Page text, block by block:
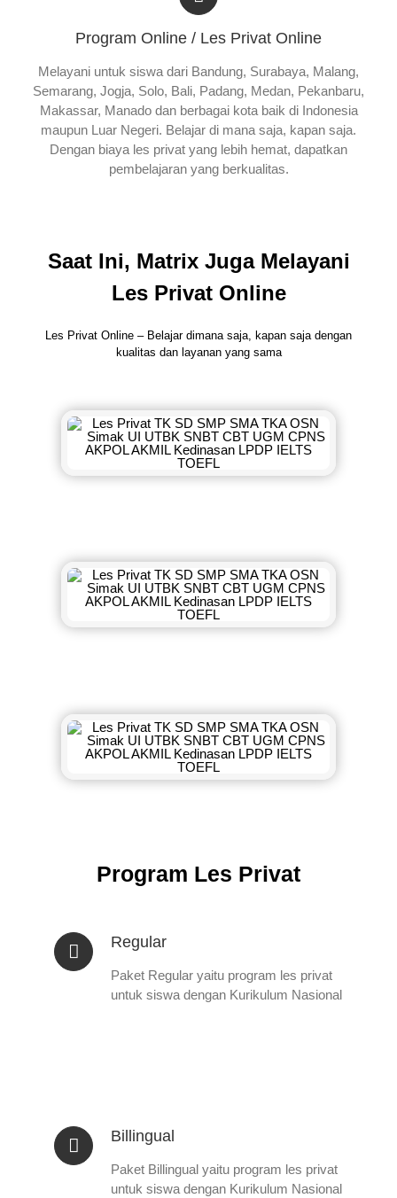
Program Online / Les Privat Online
Melayani untuk siswa dari Bandung, Surabaya, Malang,
Semarang, Jogja, Solo, Bali, Padang, Medan, Pekanbaru,
Makassar, Manado dan berbagai kota baik di Indonesia
maupun Luar Negeri. Belajar di mana saja, kapan saja.
Dengan biaya les privat yang lebih hemat, dapatkan
pembelajaran yang berkualitas.
Saat Ini, Matrix Juga Melayani
Les Privat Online
Les Privat Online – Belajar dimana saja, kapan saja dengan
kualitas dan layanan yang sama
Program Les Privat
Regular
Paket Regular yaitu program les privat
untuk siswa dengan Kurikulum Nasional
Billingual
Paket Billingual yaitu program les privat
untuk siswa dengan Kurikulum Nasional